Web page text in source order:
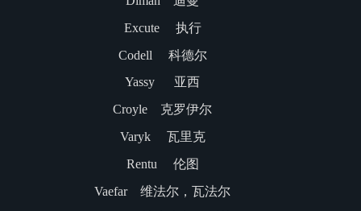
Excute 执行
Codell 科德尔
Yassy 亚西
Croyle 克罗伊尔
Varyk 瓦里克
Rentu 伦图
Vaefar 维法尔，瓦法尔